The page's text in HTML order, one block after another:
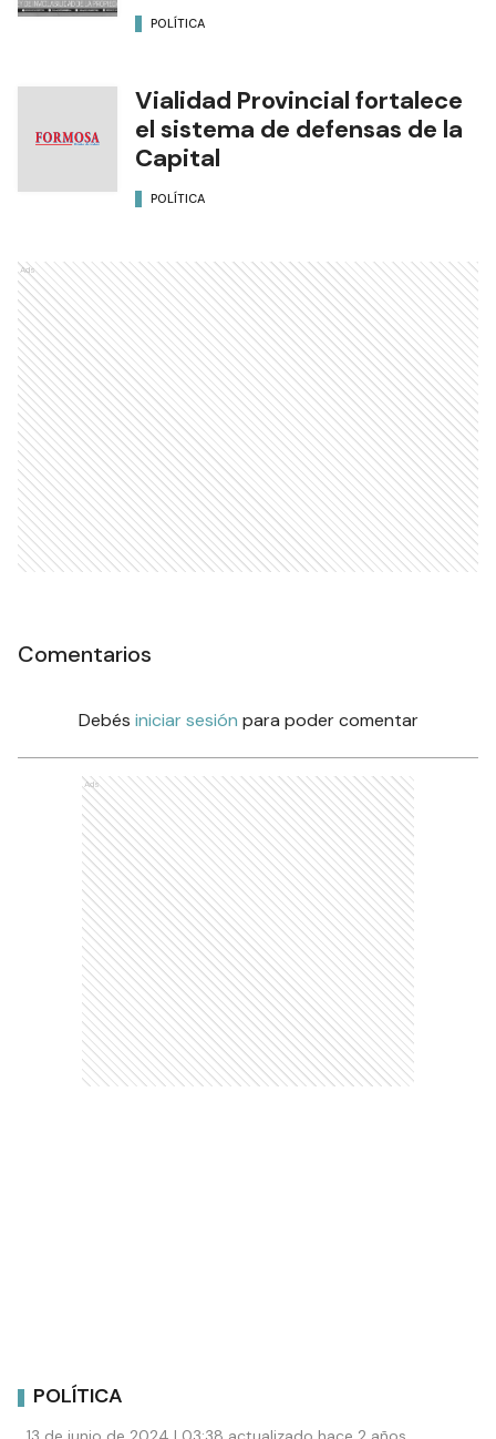
POLÍTICA
Vialidad Provincial fortalece
el sistema de defensas de la
Capital
POLÍTICA
Ads
Comentarios
Debés iniciar sesión para poder comentar
Ads
POLÍTICA